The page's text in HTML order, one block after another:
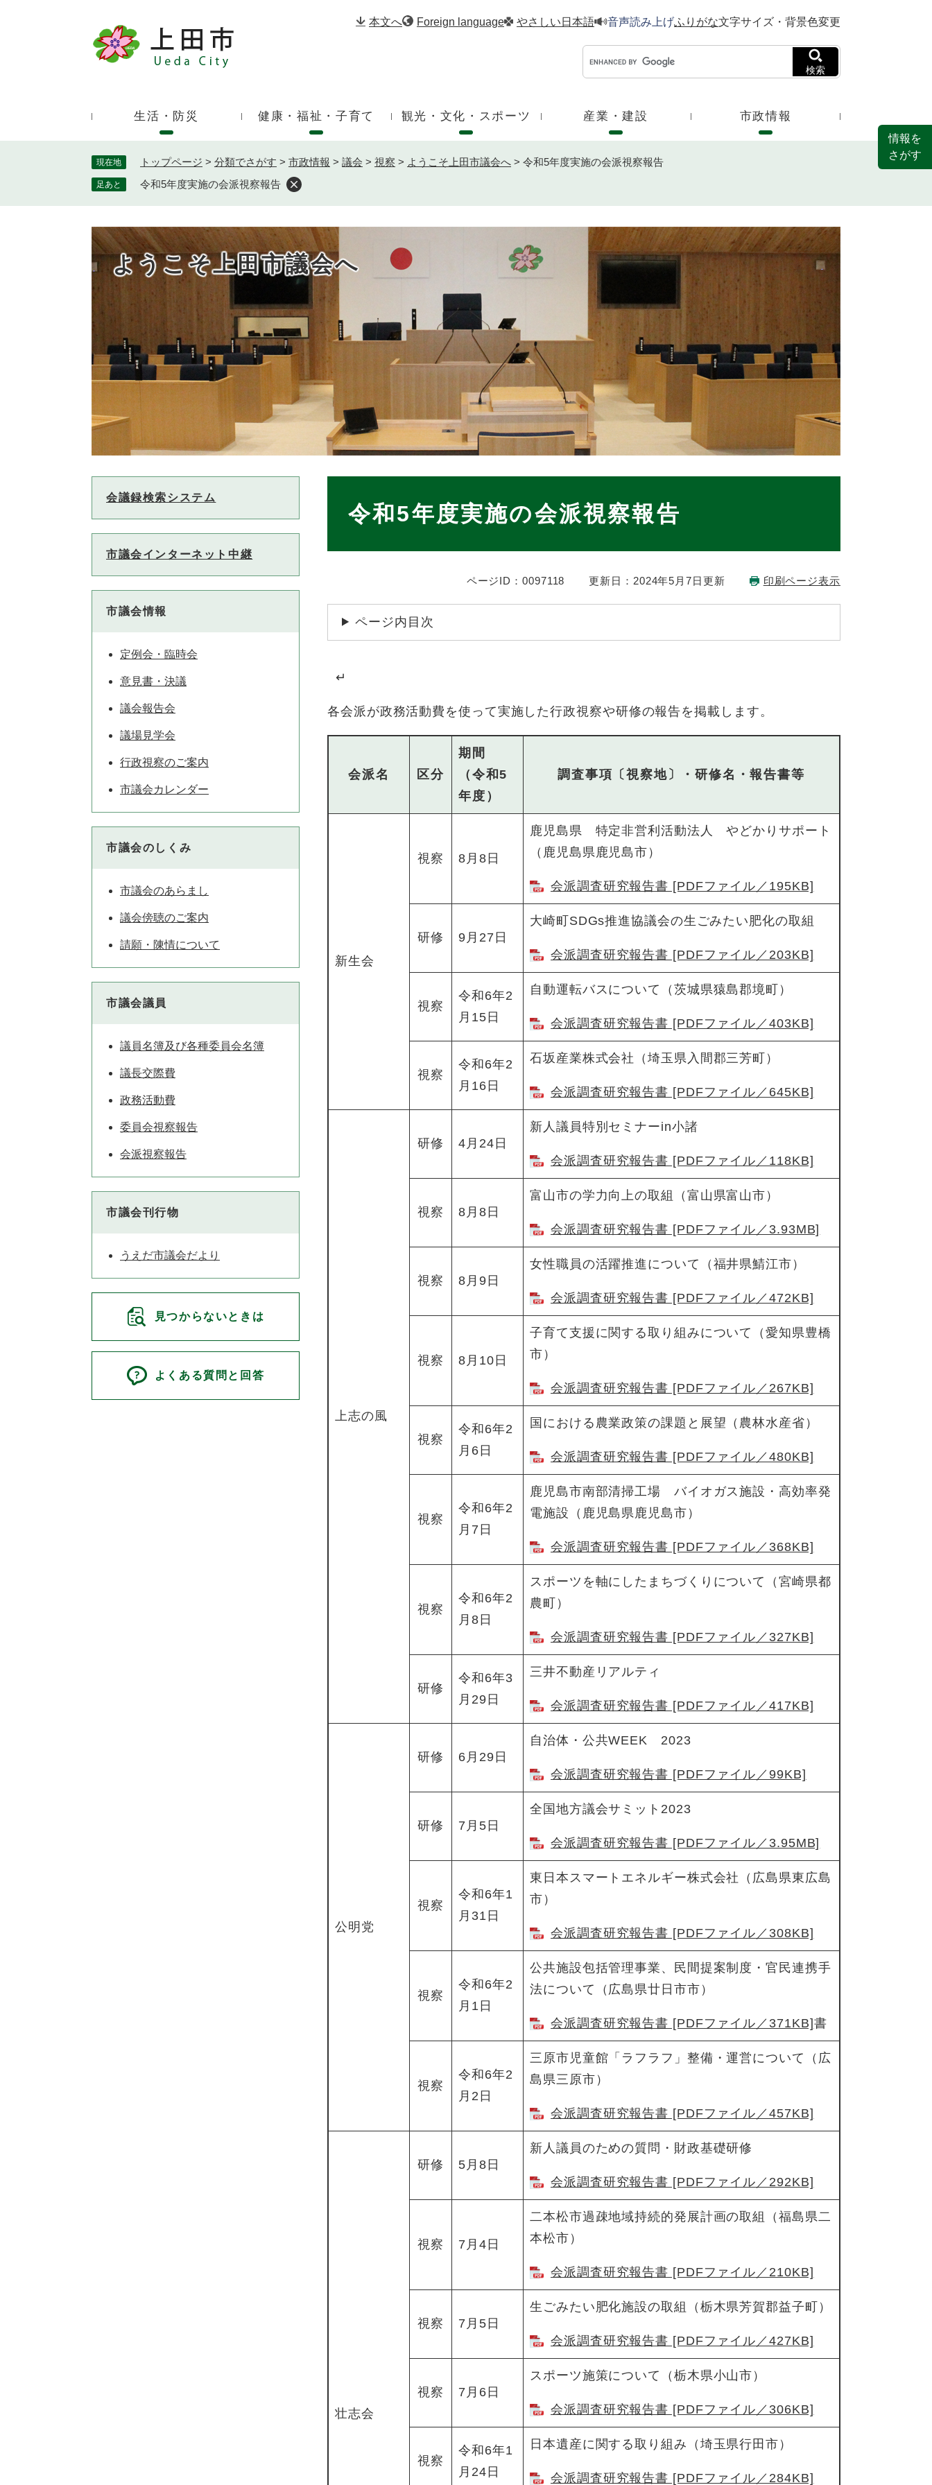
。
本文へ Foreign language やさしい日本語 音声読み上げふりがな文字サイズ・背景色変更
ド
検索
生活・防災 健康・福祉・子育て 観光・文化・スポーツ 産業・建設 市政情報
現在地 トップページ > 分類でさがす > 市政情報 > 議会 > 視察 > ようこそ上田市議会へ > 令和5年度実施の会派視察報告
足あと 令和5年度実施の会派視察報告
ようこそ上田市議会へ
令和5年度実施の会派視察報告
ページID：0097118 更新日：2024年5月7日更新 印刷ページ表示
ページ内目次
↵
各会派が政務活動費を使って実施した行政視察や研修の報告を掲載します。
会派名 区分
期間
（令和5
年度）
調査事項〔視察地〕・研修名・報告書等
新生会
視察 8月8日
鹿児島県 特定非営利活動法人 やどかりサポート
（鹿児島県鹿児島市）
会派調査研究報告書 [PDFファイル／195KB]
研修 9月27日
大崎町SDGs推進協議会の生ごみたい肥化の取組
会派調査研究報告書 [PDFファイル／203KB]
視察
令和6年2
月15日
自動運転バスについて（茨城県猿島郡境町）
会派調査研究報告書 [PDFファイル／403KB]
視察
令和6年2
月16日
石坂産業株式会社（埼玉県入間郡三芳町）
会派調査研究報告書 [PDFファイル／645KB]
上志の風
研修 4月24日
新人議員特別セミナーin小諸
会派調査研究報告書 [PDFファイル／118KB]
視察 8月8日
富山市の学力向上の取組（富山県富山市）
会派調査研究報告書 [PDFファイル／3.93MB]
視察 8月9日
女性職員の活躍推進について（福井県鯖江市）
会派調査研究報告書 [PDFファイル／472KB]
視察 8月10日
子育て支援に関する取り組みについて（愛知県豊橋
市）
会派調査研究報告書 [PDFファイル／267KB]
視察
令和6年2
月6日
国における農業政策の課題と展望（農林水産省）
会派調査研究報告書 [PDFファイル／480KB]
視察
令和6年2
月7日
鹿児島市南部清掃工場 バイオガス施設・高効率発
電施設（鹿児島県鹿児島市）
会派調査研究報告書 [PDFファイル／368KB]
視察
令和6年2
月8日
スポーツを軸にしたまちづくりについて（宮崎県都
農町）
会派調査研究報告書 [PDFファイル／327KB]
研修
令和6年3
月29日
三井不動産リアルティ
会派調査研究報告書 [PDFファイル／417KB]
公明党
研修 6月29日
自治体・公共WEEK 2023
会派調査研究報告書 [PDFファイル／99KB]
研修 7月5日
全国地方議会サミット2023
会派調査研究報告書 [PDFファイル／3.95MB]
視察
令和6年1
月31日
東日本スマートエネルギー株式会社（広島県東広島
市）
会派調査研究報告書 [PDFファイル／308KB]
視察
令和6年2
月1日
公共施設包括管理事業、民間提案制度・官民連携手
法について（広島県廿日市市）
会派調査研究報告書 [PDFファイル／371KB]書
視察
令和6年2
月2日
三原市児童館「ラフラフ」整備・運営について（広
島県三原市）
会派調査研究報告書 [PDFファイル／457KB]
壮志会
研修 5月8日
新人議員のための質問・財政基礎研修
会派調査研究報告書 [PDFファイル／292KB]
視察 7月4日
二本松市過疎地域持続的発展計画の取組（福島県二
本松市）
会派調査研究報告書 [PDFファイル／210KB]
視察 7月5日
生ごみたい肥化施設の取組（栃木県芳賀郡益子町）
会派調査研究報告書 [PDFファイル／427KB]
視察 7月6日
スポーツ施策について（栃木県小山市）
会派調査研究報告書 [PDFファイル／306KB]
視察
令和6年1
月24日
日本遺産に関する取り組み（埼玉県行田市）
会派調査研究報告書 [PDFファイル／284KB]
会議録検索システム
市議会インターネット中継
市議会情報
定例会・臨時会
意見書・決議
議会報告会
議場見学会
行政視察のご案内
市議会カレンダー
市議会のしくみ
市議会のあらまし
議会傍聴のご案内
請願・陳情について
市議会議員
議員名簿及び各種委員会名簿
議長交際費
政務活動費
委員会視察報告
会派視察報告
市議会刊行物
うえだ市議会だより
見つからないときは
よくある質問と回答
情報を
さがす